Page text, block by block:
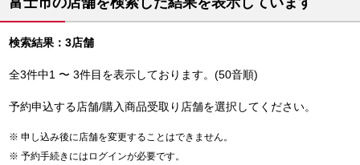
検索結果：3店舗
全3件中1 〜 3件目を表示しております。(50音順)
予約申込する店舗/購入商品受取り店舗を選択してください。
申し込み後に店舗を変更することはできません。
予約手続きにはログインが必要です。